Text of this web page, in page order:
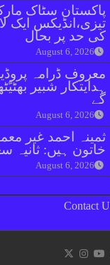
پاکستان سٹاک
کی حد پر بحال
August 6, 2026
معروف ڈرامہ
ہدایتکار شبیر
گے
August 6, 2026
ثمینہ احمد غیر
خاتون ہیں: ثانیہ
August 6, 2026
Contact